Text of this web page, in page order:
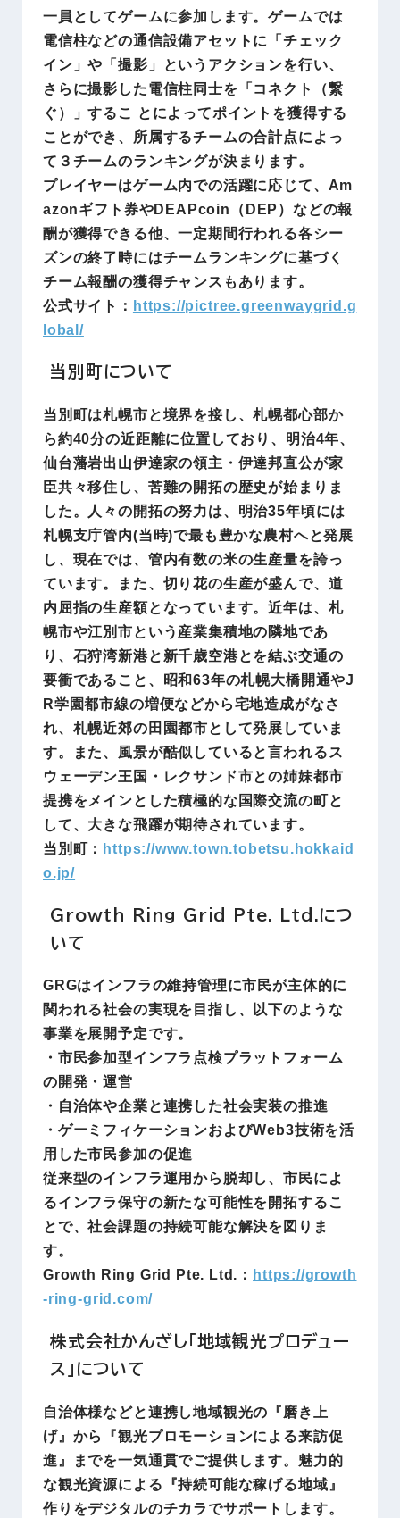
一員としてゲームに参加します。ゲームでは
電信柱などの通信設備アセットに「チェック
イン」や「撮影」というアクションを行い、
さらに撮影した電信柱同士を「コネクト（繋
ぐ）」するこ とによってポイントを獲得する
ことができ、所属するチームの合計点によっ
て３チームのランキングが決まります。
プレイヤーはゲーム内での活躍に応じて、Am
azonギフト券やDEAPcoin（DEP）などの報
酬が獲得できる他、一定期間行われる各シー
ズンの終了時にはチームランキングに基づく
チーム報酬の獲得チャンスもあります。
公式サイト： https://pictree.greenwaygrid.g
lobal/
当別町について
当別町は札幌市と境界を接し、札幌都心部か
ら約40分の近距離に位置しており、明治4年、
仙台藩岩出山伊達家の領主・伊達邦直公が家
臣共々移住し、苦難の開拓の歴史が始まりま
した。人々の開拓の努力は、明治35年頃には
札幌支庁管内(当時)で最も豊かな農村へと発展
し、現在では、管内有数の米の生産量を誇っ
ています。また、切り花の生産が盛んで、道
内屈指の生産額となっています。近年は、札
幌市や江別市という産業集積地の隣地であ
り、石狩湾新港と新千歳空港とを結ぶ交通の
要衝であること、昭和63年の札幌大橋開通やJ
R学園都市線の増便などから宅地造成がなさ
れ、札幌近郊の田園都市として発展していま
す。また、風景が酷似していると言われるス
ウェーデン王国・レクサンド市との姉妹都市
提携をメインとした積極的な国際交流の町と
して、大きな飛躍が期待されています。
当別町： https://www.town.tobetsu.hokkaid
o.jp/
Growth Ring Grid Pte. Ltd.につ
いて
GRGはインフラの維持管理に市民が主体的に
関われる社会の実現を目指し、以下のような
事業を展開予定です。
・市民参加型インフラ点検プラットフォーム
の開発・運営
・自治体や企業と連携した社会実装の推進
・ゲーミフィケーションおよびWeb3技術を活
用した市民参加の促進
従来型のインフラ運用から脱却し、市民によ
るインフラ保守の新たな可能性を開拓するこ
とで、社会課題の持続可能な解決を図りま
す。
Growth Ring Grid Pte. Ltd.： https://growth
-ring-grid.com/
株式会社かんざし「地域観光プロデュー
ス」について
自治体様などと連携し地域観光の『磨き上
げ』から『観光プロモーションによる来訪促
進』までを一気通貫でご提供します。魅力的
な観光資源による『持続可能な稼げる地域』
作りをデジタルのチカラでサポートします。